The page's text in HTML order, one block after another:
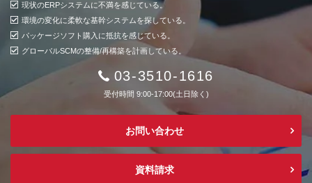
現状のERPシステムに不満を感じている。
環境の変化に柔軟な基幹システムを探している。
パッケージソフト購入に抵抗を感じている。
グローバルSCMの整備/再構築を計画している。
03-3510-1616
受付時間 9:00-17:00(土日除く)
お問い合わせ
資料請求